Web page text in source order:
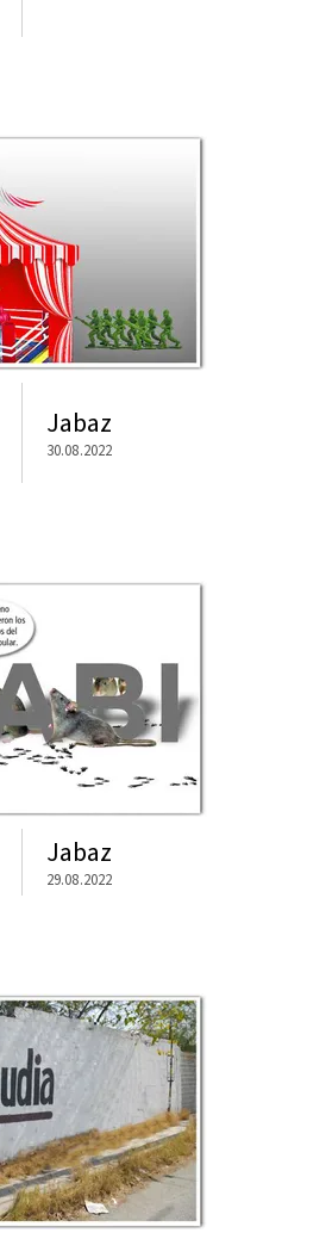
Jabaz
30.08.2022
Jabaz
29.08.2022